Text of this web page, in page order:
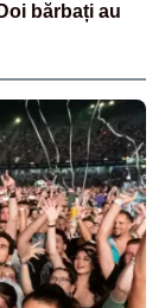
bărbați au